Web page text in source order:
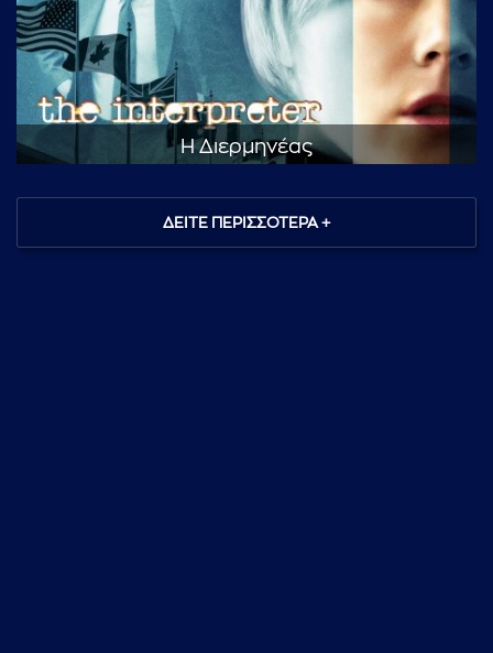
...πληκτρολογήστε κείμενο προς αναζήτηση
Η Διερμηνέας
ΔΕΙΤΕ ΠΕΡΙΣΣΟΤΕΡΑ +